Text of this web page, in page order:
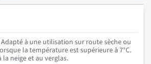
Adapté à une utilisation sur route sèche ou
la température est supérieure à 7°C.
la neige et au verglas.